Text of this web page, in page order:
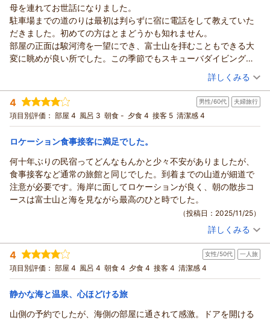
母を連れてお世話になりました。
駐車場までの道のりは最初は判らずに宿に電話をして教えていた
だきました。初めての方はとまどうかも知れません。
部屋の正面は駿河湾を一望にでき、富士山を拝むこともできる大
変に眺めが良い所でした。この季節でもスキューバダイビングを
しに多くの方が来られており、にぎわっていました。
温泉はこぢんまりとしてはいますが、体が芯から温まります。
夕食は、コースによるとは思いますが、伊勢海老のお造りの他
に、船盛も出来てきて、最初は食べきれるか不安な程の量でした
が、どの品も美味しくいただきました。
いくものでした。
大瀬神社や神池にも歩いていける距離です。砂浜からの富士山の
眺めは夕焼け時、早朝時、いずれも絶景です。
建物は少し古いですが、ゆっくりすることができました。
ありがとうございました。
（投稿日：2026/01/04）
宿泊時期： 2025年12月宿泊 (家族旅行)
投稿者： ぷじょ助さん
宿泊プラン： 地魚磯盛＆伊勢海老付！【静岡うまいもんめぐり】活魚料理満
載１泊２食付プラン
和室 朝・夕
宿泊価格帯： 15,001～16,000円(大人一人あたり/税込)
詳しくみる
4 男性/60代 夫婦旅行
項目別評価： 部屋 4 風呂 3 朝食 - 夕食 4 接客 5 清潔感 4
ロケーション食事接客に満足でした。
何十年ぶりの民宿ってどんなもんかと少々不安がありましたが、
食事接客など通常の旅館と同じでした。到着までの山道が細道で
注意が必要です。海岸に面してロケーションが良く、朝の散歩コ
ースは富士山と海を見ながら最高のひと時でした。
（投稿日：2025/11/25）
投稿者： アッチャンさん(男性/60代)
宿泊プラン： ＠朝の～んびりしたい方は、、１泊夕食付プラン＠
和室
夕のみ
宿泊価格帯： 7,001～8,000円(大人一人あたり/税込)
詳しくみる
4 女性/50代 一人旅
項目別評価： 部屋 4 風呂 4 朝食 4 夕食 4 接客 4 清潔感 4
静かな海と温泉、心ほどける旅
山側の予約でしたが、海側の部屋に通されて感激。ドアを開ける